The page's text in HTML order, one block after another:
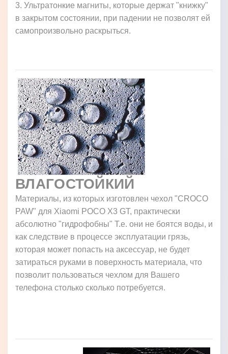
3. Ультратонкие магниты, которые держат "книжку"
в закрытом состоянии, при падении не позволят ей
самопроизвольно раскрыться.
ВЛАГОСТОЙКИЙ
Материалы, из которых изготовлен чехол "CROCO
PAW" для Xiaomi POCO X3 GT, практически
абсолютно "гидрофобны" Т.е. они не боятся воды, и
как следствие в процессе эксплуатации грязь,
которая может попасть на аксессуар, не будет
затираться руками в поверхность материала, что
позволит пользоваться чехлом для Вашего
телефона столько сколько потребуется.